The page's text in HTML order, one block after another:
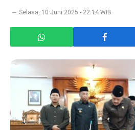
Selasa, 10 Juni 2025 - 22:14 WIB